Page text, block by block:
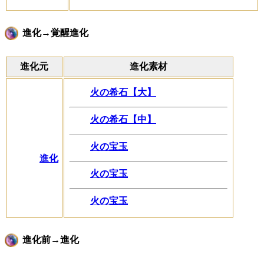
進化→覚醒進化
進化元 進化素材
進化
火の希石【大】
火の希石【中】
火の宝玉
火の宝玉
火の宝玉
進化前→進化